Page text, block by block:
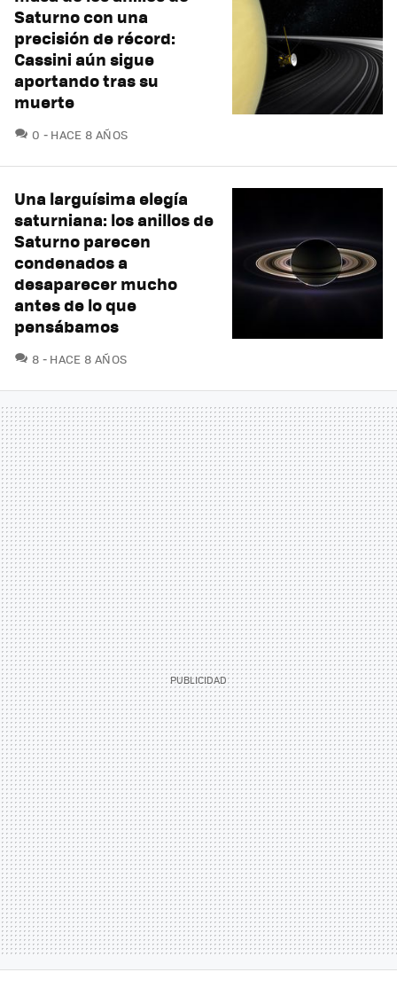
Saturno con una
precisión de récord:
Cassini aún sigue
aportando tras su
muerte
0 COMENTARIOS
HACE 8 AÑOS
Una larguísima elegía
saturniana: los anillos de
Saturno parecen
condenados a
desaparecer mucho
antes de lo que
pensábamos
8 COMENTARIOS
HACE 8 AÑOS